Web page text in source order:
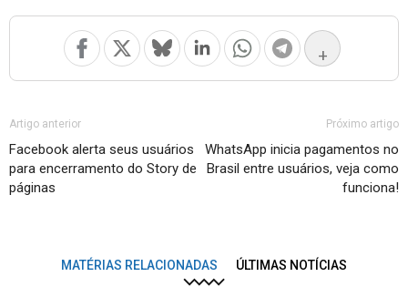
+
Artigo anterior
Facebook alerta seus usuários
para encerramento do Story de
páginas
Próximo artigo
WhatsApp inicia pagamentos no
Brasil entre usuários, veja como
funciona!
MATÉRIAS RELACIONADAS ÚLTIMAS NOTÍCIAS